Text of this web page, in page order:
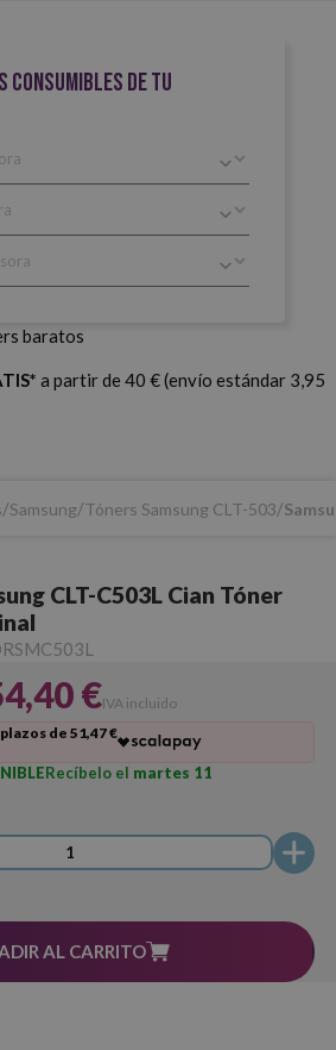
CONSUMIBLES DE TU
baratos
a partir de 40 € (envío estándar 3,95
Samsung Tóners Samsung CLT-503
CLT-C503L Cian Tóner
€IVA incluido
de 51,47 €
Recíbelo el martes 11
AL CARRITO